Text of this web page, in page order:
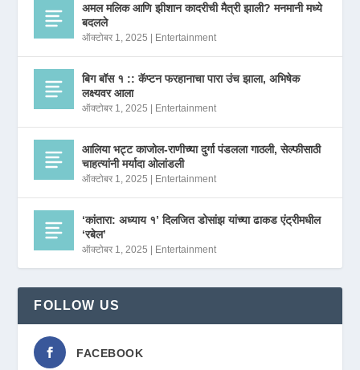
अमल मलिक आणि झीशान कादरीची मैत्री झाली? मनमानी मध्ये
बदलले
ऑक्टोबर 1, 2025 | Entertainment
बिग बॉस १ :: कॅप्टन फरहानाचा पारा उंच झाला, अभिषेक
लक्ष्यवर आला
ऑक्टोबर 1, 2025 | Entertainment
आलिया भट्ट काजोल-राणीच्या दुर्गा पंडलला गाठली, सेल्फीसाठी
चाहत्यांनी मर्यादा ओलांडली
ऑक्टोबर 1, 2025 | Entertainment
‘कांतारा: अध्याय १’ दिलजित डोसांझ यांच्या ढाकड एंट्रीमधील
‘रबेल’
ऑक्टोबर 1, 2025 | Entertainment
FOLLOW US
FACEBOOK